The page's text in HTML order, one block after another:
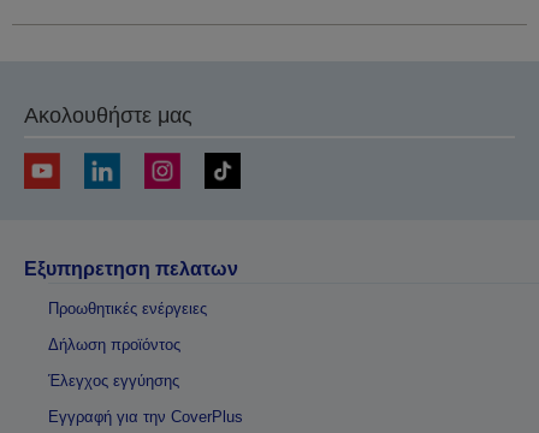
Ακολουθήστε μας
Εξυπηρετηση πελατων
Προωθητικές ενέργειες
Δήλωση προϊόντος
Έλεγχος εγγύησης
Εγγραφή για την CoverPlus